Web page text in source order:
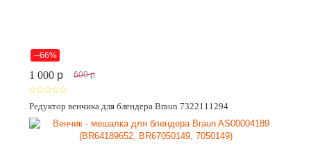
--66%
1 000 p 600 p
Редуктор венчика для блендера Braun 7322111294